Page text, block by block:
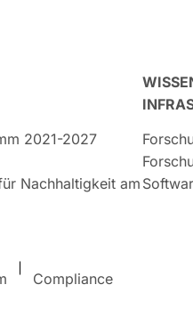
2021-2027
Nachhaltigkeit am
Compliance